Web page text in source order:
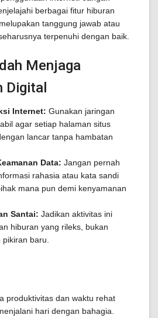
berbagai fitur hiburan
tanggung jawab atau
terpenuhi dengan baik.
Menjaga
Digital
Internet: Gunakan jaringan
agar setiap halaman situs
lancar tanpa hambatan
Data: Jangan pernah
rahasia atau kata sandi
mana pun demi kenyamanan
Santai: Jadikan aktivitas ini
hiburan yang rileks, bukan
baru.
produktivitas dan waktu rehat
hari dengan bahagia.